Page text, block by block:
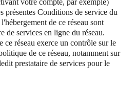
votre compte, par exemple)
présentes Conditions de service du
de ce réseau sont
de services en ligne du réseau.
ce réseau exerce un contrôle sur le
de ce réseau, notamment sur
prestataire de services pour le